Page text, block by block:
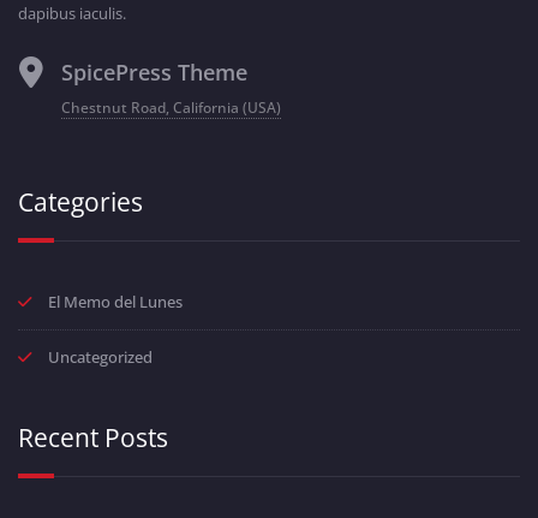
dapibus iaculis.
SpicePress Theme
Chestnut Road, California (USA)
Categories
El Memo del Lunes
Uncategorized
Recent Posts